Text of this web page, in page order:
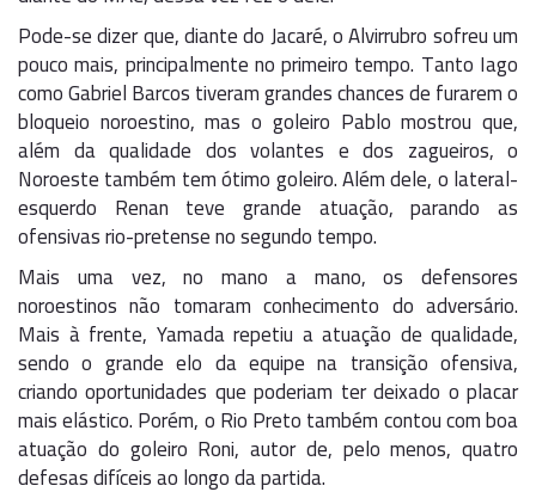
Pode-se dizer que, diante do Jacaré, o Alvirrubro sofreu um
pouco mais, principalmente no primeiro tempo. Tanto Iago
como Gabriel Barcos tiveram grandes chances de furarem o
bloqueio noroestino, mas o goleiro Pablo mostrou que,
além da qualidade dos volantes e dos zagueiros, o
Noroeste também tem ótimo goleiro. Além dele, o lateral-
esquerdo Renan teve grande atuação, parando as
ofensivas rio-pretense no segundo tempo.
Mais uma vez, no mano a mano, os defensores
noroestinos não tomaram conhecimento do adversário.
Mais à frente, Yamada repetiu a atuação de qualidade,
sendo o grande elo da equipe na transição ofensiva,
criando oportunidades que poderiam ter deixado o placar
mais elástico. Porém, o Rio Preto também contou com boa
atuação do goleiro Roni, autor de, pelo menos, quatro
defesas difíceis ao longo da partida.